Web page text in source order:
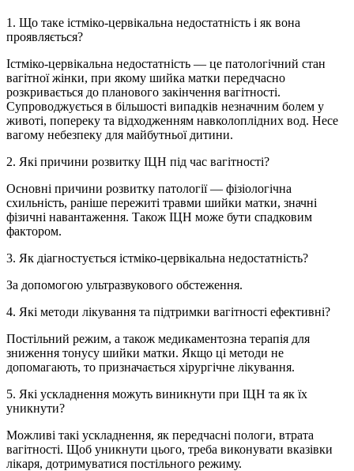
1. Що таке істміко-цервікальна недостатність і як вона
проявляється?
Істміко-цервікальна недостатність — це патологічний стан
вагітної жінки, при якому шийка матки передчасно
розкривається до планового закінчення вагітності.
Супроводжується в більшості випадків незначним болем у
животі, попереку та відходженням навколоплідних вод. Несе
вагому небезпеку для майбутньої дитини.
2. Які причини розвитку ІЦН під час вагітності?
Основні причини розвитку патології — фізіологічна
схильність, раніше пережиті травми шийки матки, значні
фізичні навантаження. Також ІЦН може бути спадковим
фактором.
3. Як діагностується істміко-цервікальна недостатність?
За допомогою ультразвукового обстеження.
4. Які методи лікування та підтримки вагітності ефективні?
Постільний режим, а також медикаментозна терапія для
зниження тонусу шийки матки. Якщо ці методи не
допомагають, то призначається хірургічне лікування.
5. Які ускладнення можуть виникнути при ІЦН та як їх
уникнути?
Можливі такі ускладнення, як передчасні пологи, втрата
вагітності. Щоб уникнути цього, треба виконувати вказівки
лікаря, дотримуватися постільного режиму.